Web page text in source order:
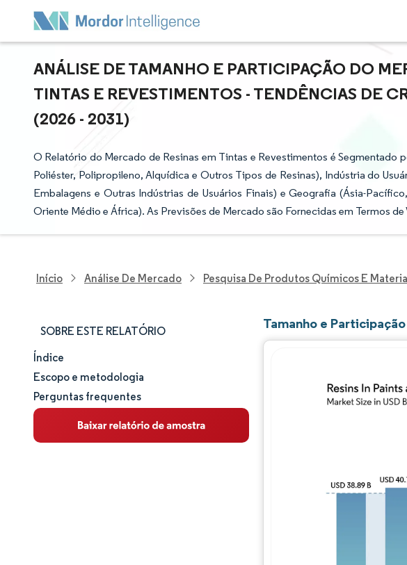
ANÁLISE DE TAMANHO E PARTICIPAÇÃO DO
TINTAS E REVESTIMENTOS - TENDÊNCIAS DE
(2026 - 2031)
O Relatório do Mercado de Resinas em Tintas e Revestimentos é Segmentado
Poliéster, Polipropileno, Alquídica e Outros Tipos de Resinas), Indústria do
Embalagens e Outras Indústrias de Usuários Finais) e Geografia (Ásia-
Oriente Médio e África). As Previsões de Mercado são Fornecidas em Termos de
Início Análise De Mercado Pesquisa De Produtos Químicos E
SOBRE ESTE RELATÓRIO
Tamanho e participação de mercado
Análise de mercado
Tendências e insights
Índice
Escopo e metodologia
Perguntas frequentes
Tamanho e